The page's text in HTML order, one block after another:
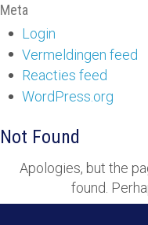
Meta
Login
Vermeldingen feed
Reacties feed
WordPress.org
Not Found
Apologies, but the
found.